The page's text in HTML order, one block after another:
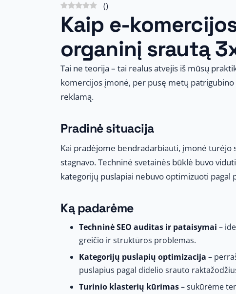
()
Kaip e-
organinį srautą
Tai ne teorija – tai realus atvejis iš mūsų
komercijos įmonė, per pusę metų
reklamą.
Pradinė situacija
Kai pradėjome bendradarbiauti, įmonė
stagnavo. Techninė svetainės būklė buvo
kategorijų puslapiai nebuvo optimizuoti pagal
Ką padarėme
Techninė SEO auditas ir pataisymai –
greičio ir struktūros problemas.
Kategorijų puslapių optimizacija –
puslapius pagal didelio srauto
Turinio klasterių kūrimas– sukūrėme